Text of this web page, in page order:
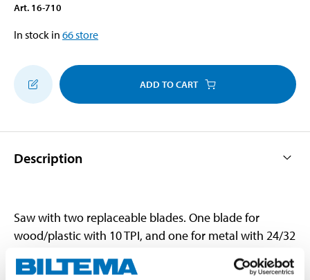
Art. 16-710
In stock in 66store
ADD TO CART
Description
Saw with two replaceable blades. One blade for
wood/plastic with 10 TPI, and one for metal with 24/32
with chuck. Rubberised two-component handle with a